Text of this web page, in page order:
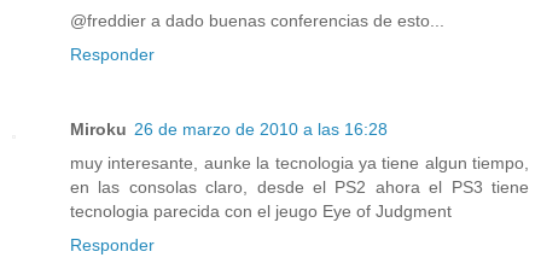
@freddier a dado buenas conferencias de esto...
Responder
Miroku 26 de marzo de 2010 a las 16:28
muy interesante, aunke la tecnologia ya tiene algun tiempo,
en las consolas claro, desde el PS2 ahora el PS3 tiene
tecnologia parecida con el jeugo Eye of Judgment
Responder